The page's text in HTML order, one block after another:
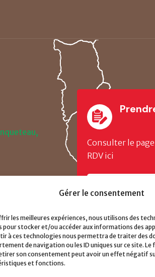
Gérer le consentement
les meilleures expériences, nous utilisons des
pour stocker et/ou accéder aux informations des
à ces technologies nous permettra de traiter des
de navigation ou les ID uniques sur ce site. Le
son consentement peut avoir un effet négatif
et fonctions.
Consulter le
RDV ici